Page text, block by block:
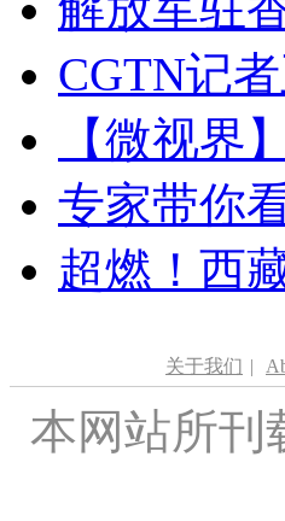
CGTN记
【微视界
专家带你
超燃！西
关于我们 |
本网站所刊